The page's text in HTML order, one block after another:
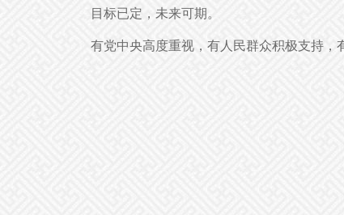
目标已定，未来可期。
有党中央高度重视，有人民群众积极支持，